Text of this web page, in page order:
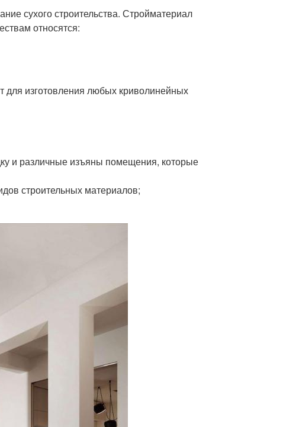
сухого строительства. Стройматериал
относятся:
для изготовления любых криволинейных
и различные изъяны помещения, которые
строительных материалов;